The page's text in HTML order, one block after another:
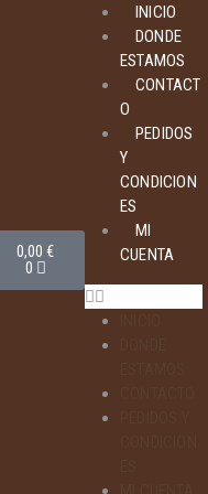
0,00€
0
INICIO
DONDE
ESTAMOS
CONTACT
O
PEDIDOS
Y
CONDICION
ES
MI
CUENTA